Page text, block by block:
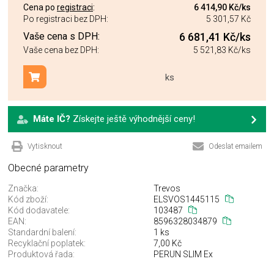
Cena po registraci: 6 414,90 Kč/ks
Po registraci bez DPH:
5 301,57 Kč
Vaše cena s DPH: 6 681,41 Kč/ks
Vaše cena bez DPH: 5 521,83 Kč/ks
ks
Přidat do košíku
Máte IČ? Získejte ještě výhodnější ceny!
Vytisknout Odeslat emailem
Obecné parametry
Značka:
Trevos
Kód zboží:
ELSVOS1445115
Kód dodavatele:
103487
EAN:
8596328034879
Standardní balení:
1 ks
Recyklační poplatek:
7,00 Kč
Produktová řada:
PERUN SLIM Ex